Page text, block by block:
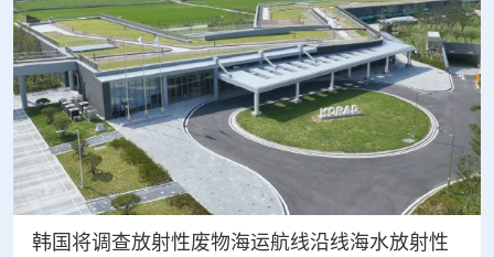
韩国将调查放射性废物海运航线沿线海水放射性